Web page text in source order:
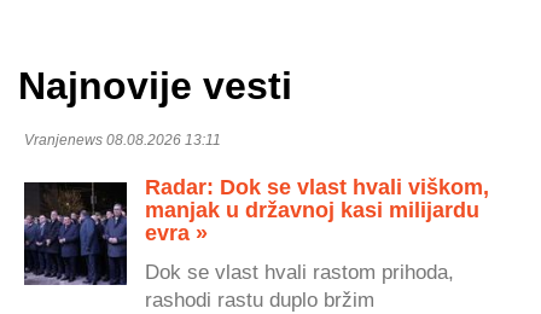
Najnovije vesti
Vranjenews 08.08.2026 13:11
Radar: Dok se vlast hvali viškom,
manjak u državnoj kasi milijardu
evra »
Dok se vlast hvali rastom prihoda,
rashodi rastu duplo bržim